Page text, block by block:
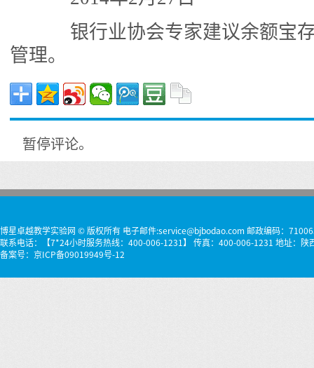
银行业协会专家建议余额宝存
管理。
暂停评论。
博星卓越教学实验网 © 版权所有 电子邮件:service@bjbodao.com 邮政编码：
联系电话：【7*24小时服务热线：400-006-1231】 传真：400-006-1231 地址：陕
备案号： 京ICP备09019949号-12